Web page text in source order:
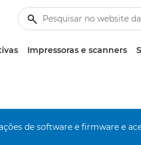
Impressoras e scanners
de software e firmware e